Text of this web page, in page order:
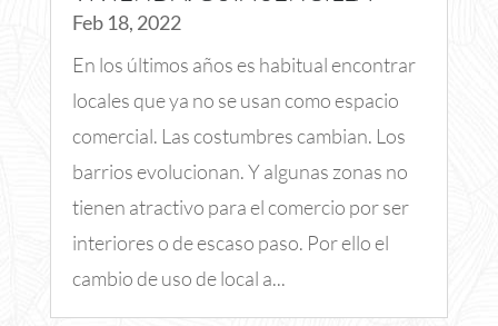
Feb 18, 2022
En los últimos años es habitual encontrar
locales que ya no se usan como espacio
comercial. Las costumbres cambian. Los
barrios evolucionan. Y algunas zonas no
tienen atractivo para el comercio por ser
interiores o de escaso paso. Por ello el
cambio de uso de local a...